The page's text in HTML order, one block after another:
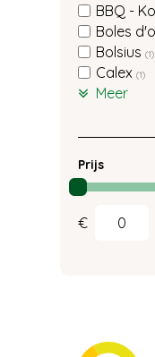
BBQ -
Boles
Bolsius (1)
Calex (1)
Meer
Prijs
€